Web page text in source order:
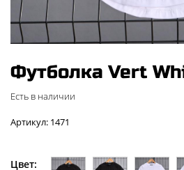
Футболка Vert
Есть в наличии
Артикул: 1471
Цвет: